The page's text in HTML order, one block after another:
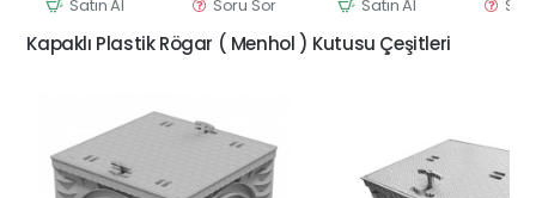
Satın Al Soru Sor Satın Al
Kapaklı Plastik Rögar ( Menhol ) Kutusu Çeşitleri